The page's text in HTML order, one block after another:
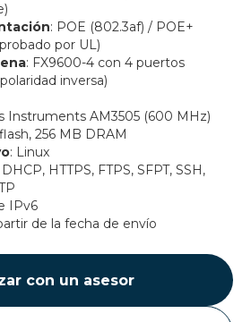
: POE (802.3af) / POE+
por UL)
: FX9600-4 con 4 puertos
inversa)
Instruments AM3505 (600 MHz)
256 MB DRAM
: Linux
DHCP, HTTPS, FTPS, SFPT, SSH,
IPv6
de la fecha de envío
con un asesor